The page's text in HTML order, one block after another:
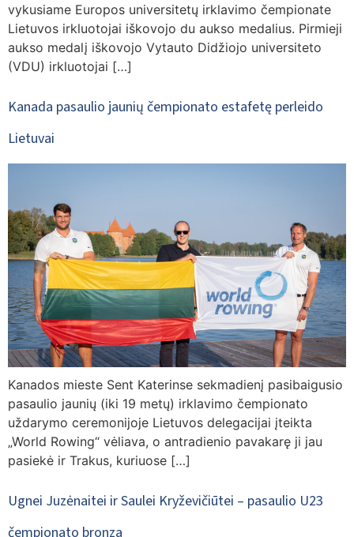
vykusiame Europos universitetų irklavimo čempionate
Lietuvos irkluotojai iškovojo du aukso medalius. Pirmieji
aukso medalį iškovojo Vytauto Didžiojo universiteto
(VDU) irkluotojai […]
Kanada pasaulio jaunių čempionato estafetę perleido
Lietuvai
Kanados mieste Sent Katerinse sekmadienį pasibaigusio
pasaulio jaunių (iki 19 metų) irklavimo čempionato
uždarymo ceremonijoje Lietuvos delegacijai įteikta
„World Rowing“ vėliava, o antradienio pavakarę ji jau
pasiekė ir Trakus, kuriuose […]
Ugnei Juzėnaitei ir Saulei Kryževičiūtei – pasaulio U23
čempionato bronza